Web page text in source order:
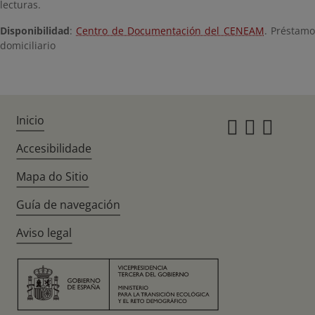
lecturas.
Disponibilidad: Centro de Documentación del CENEAM. Préstamo
domiciliario
Inicio
Accesibilidade
Mapa do Sitio
Guía de navegación
Aviso legal